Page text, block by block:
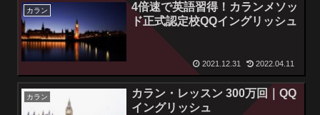
カラン
4倍速で英語習得！カランメソッ
ド正式認定校QQイングリッシュ
2021.12.31 2022.04.11
カラン
カラン・レッスン 300万回｜QQ
イングリッシュ